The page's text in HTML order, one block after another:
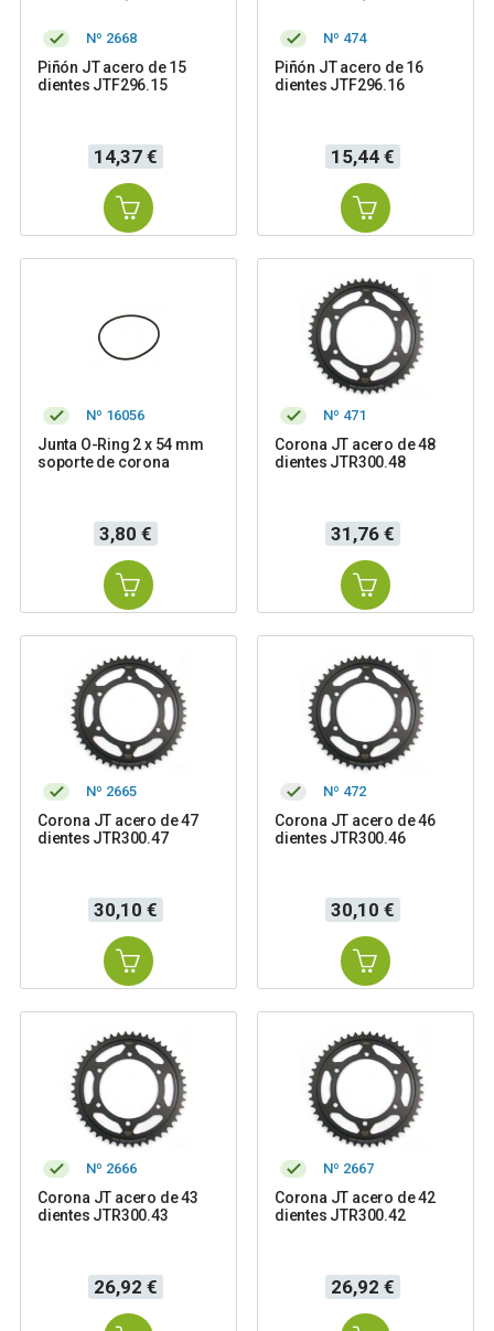
Nº 2668
Piñón JT acero de 15
dientes JTF296.15
Precio
14,37 €
Nº 474
Piñón JT acero de 16
dientes JTF296.16
Precio
15,44 €
Nº 16056
Junta O-Ring 2 x 54 mm
soporte de corona
Precio
3,80 €
Nº 471
Corona JT acero de 48
dientes JTR300.48
Precio
31,76 €
Nº 2665
Corona JT acero de 47
dientes JTR300.47
Precio
30,10 €
Nº 472
Corona JT acero de 46
dientes JTR300.46
Precio
30,10 €
Nº 2666
Corona JT acero de 43
dientes JTR300.43
Precio
26,92 €
Nº 2667
Corona JT acero de 42
dientes JTR300.42
Precio
26,92 €